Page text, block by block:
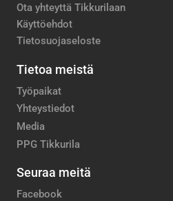
Ota yhteyttä Tikkurilaan
Käyttöehdot
Tietosuojaseloste
Tietoa meistä
Työpaikat
Yhteystiedot
Media
PPG Tikkurila
Seuraa meitä
Facebook